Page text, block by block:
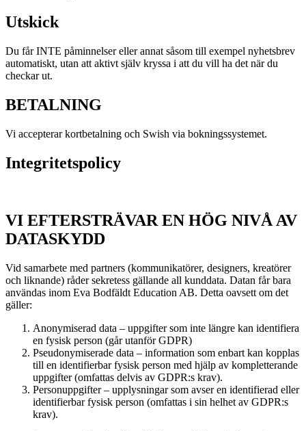
Utskick
Du får INTE påminnelser eller annat såsom till exempel nyhetsbrev
automatiskt, utan att aktivt själv kryssa i att du vill ha det när du
checkar ut.
BETALNING
Vi accepterar kortbetalning och Swish via bokningssystemet.
Integritetspolicy
VI EFTERSTRÄVAR EN HÖG NIVÅ AV
DATASKYDD
Vid samarbete med partners (kommunikatörer, designers, kreatörer
och liknande) råder sekretess gällande all kunddata. Datan får bara
användas inom Eva Bodfäldt Education AB. Detta oavsett om det
gäller:
Anonymiserad data – uppgifter som inte längre kan identifiera
en fysisk person (går utanför GDPR)
Pseudonymiserade data – information som enbart kan kopplas
till en identifierbar fysisk person med hjälp av kompletterande
uppgifter (omfattas delvis av GDPR:s krav).
Personuppgifter – upplysningar som avser en identifierad eller
identifierbar fysisk person (omfattas i sin helhet av GDPR:s
krav).